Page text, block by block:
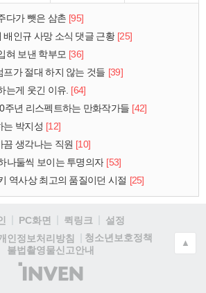
다가 뺏은 삼촌 [95]
배인규 사망 소식 댓글 근황 [25]
혀 보낸 학부모 [36]
프가 절대 하지 않는 것들 [39]
는게 웃긴 이유. [64]
주년 리스펙트하는 만화작가들 [42]
는 박지성 [12]
끔 생각나는 직원 [10]
나둘씩 보이는 투명의자 [53]
역사상 최고의 품질이던 시절 [25]
PC화면 퀵링크
설정
인정보처리방침
청소년보호정책
불법촬영물신고안내
(주)
인
▲